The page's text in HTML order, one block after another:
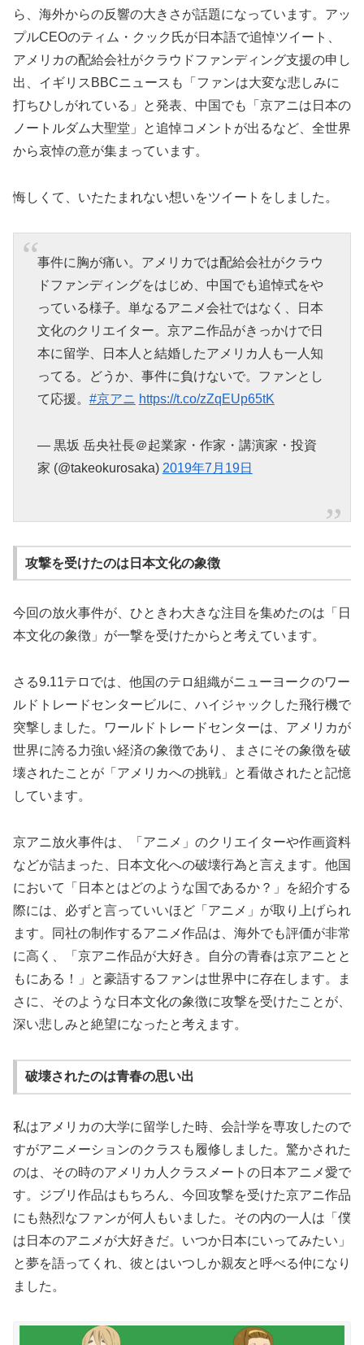
ら、海外からの反響の大きさが話題になっています。アッ
プルCEOのティム・クック氏が日本語で追悼ツイート、
アメリカの配給会社がクラウドファンディング支援の申し
出、イギリスBBCニュースも「ファンは大変な悲しみに
打ちひしがれている」と発表、中国でも「京アニは日本の
ノートルダム大聖堂」と追悼コメントが出るなど、全世界
から哀悼の意が集まっています。
悔しくて、いたたまれない想いをツイートをしました。
事件に胸が痛い。アメリカでは配給会社がクラウ
ドファンディングをはじめ、中国でも追悼式をや
っている様子。単なるアニメ会社ではなく、日本
文化のクリエイター。京アニ作品がきっかけで日
本に留学、日本人と結婚したアメリカ人も一人知
ってる。どうか、事件に負けないで。ファンとし
て応援。 #京アニ https://t.co/zZqEUp65tK
— 黒坂 岳央社長＠起業家・作家・講演家・投資
家 (@takeokurosaka) 2019年7月19日
攻撃を受けたのは日本文化の象徴
今回の放火事件が、ひときわ大きな注目を集めたのは「日
本文化の象徴」が一撃を受けたからと考えています。
さる9.11テロでは、他国のテロ組織がニューヨークのワー
ルドトレードセンタービルに、ハイジャックした飛行機で
突撃しました。ワールドトレードセンターは、アメリカが
世界に誇る力強い経済の象徴であり、まさにその象徴を破
壊されたことが「アメリカへの挑戦」と看做されたと記憶
しています。
京アニ放火事件は、「アニメ」のクリエイターや作画資料
などが詰まった、日本文化への破壊行為と言えます。他国
において「日本とはどのような国であるか？」を紹介する
際には、必ずと言っていいほど「アニメ」が取り上げられ
ます。同社の制作するアニメ作品は、海外でも評価が非常
に高く、「京アニ作品が大好き。自分の青春は京アニとと
もにある！」と豪語するファンは世界中に存在します。ま
さに、そのような日本文化の象徴に攻撃を受けたことが、
深い悲しみと絶望になったと考えます。
破壊されたのは青春の思い出
私はアメリカの大学に留学した時、会計学を専攻したので
すがアニメーションのクラスも履修しました。驚かされた
のは、その時のアメリカ人クラスメートの日本アニメ愛で
す。ジブリ作品はもちろん、今回攻撃を受けた京アニ作品
にも熱烈なファンが何人もいました。その内の一人は「僕
は日本のアニメが大好きだ。いつか日本にいってみたい」
と夢を語ってくれ、彼とはいつしか親友と呼べる仲になり
ました。